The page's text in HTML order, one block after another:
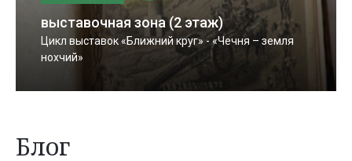
выставочная зона (2 этаж)
Цикл выставок «Ближний круг» - «Чечня – земля
нохчий»
Блог